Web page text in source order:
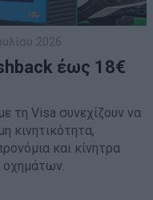
2026
έως 18€
τη Visa συνεχίζουν να
κινητικότητα,
και κίνητρα
οχημάτων.